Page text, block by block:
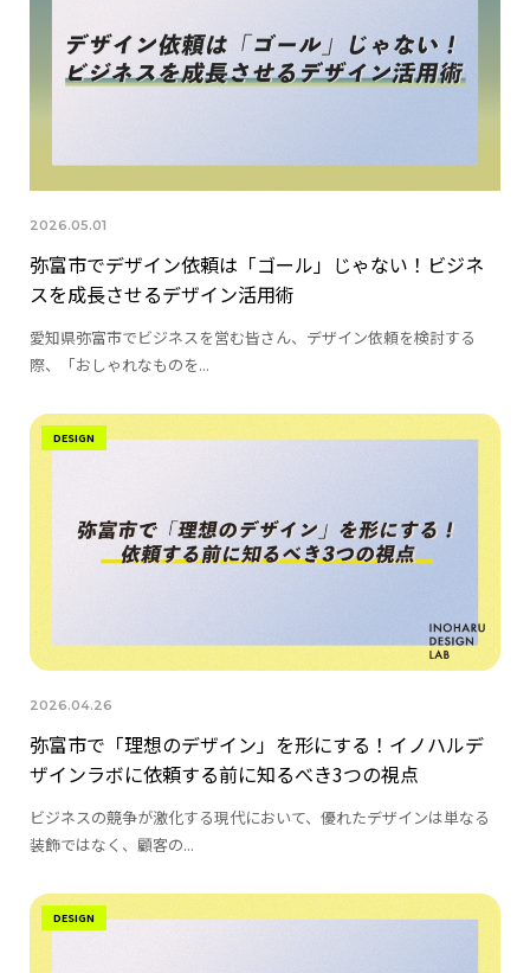
2026.05.01
弥富市でデザイン依頼は「ゴール」じゃない！ビジネ
スを成長させるデザイン活用術
愛知県弥富市でビジネスを営む皆さん、デザイン依頼を検討する
際、「おしゃれなものを...
DESIGN
2026.04.26
弥富市で「理想のデザイン」を形にする！イノハルデ
ザインラボに依頼する前に知るべき3つの視点
ビジネスの競争が激化する現代において、優れたデザインは単なる
装飾ではなく、顧客の...
DESIGN